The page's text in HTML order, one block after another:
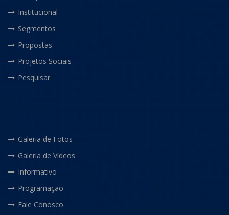
Institucional
Segmentos
Propostas
Projetos Sociais
Pesquisar
Galeria de Fotos
Galeria de Vídeos
Informativo
Programação
Fale Conosco